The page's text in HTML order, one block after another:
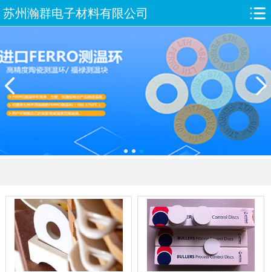
苏州瀚群电子材料有限公司